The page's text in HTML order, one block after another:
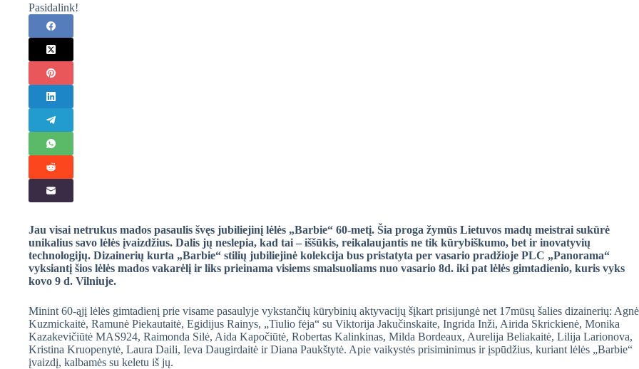
Pasidalink!
Jau visai netrukus mados pasaulis švęs jubiliejinį lėlės „Barbie“ 60-metį. Šia proga žymūs Lietuvos madų meistrai sukūrė
unikalius savo lėlės įvaizdžius. Dalis jų neslepia, kad tai – iššūkis, reikalaujantis ne tik kūrybiškumo, bet ir inovatyvių
technologijų. Dizainerių kurta „Barbie“ stilių jubiliejinė kolekcija bus pristatyta per vasario pradžioje PLC „Panorama“
vyksiantį šios lėlės mados vakarėlį ir liks prieinama visiems smalsuoliams nuo vasario 8d. iki pat lėlės gimtadienio, kuris vyks
kovo 9 d. Vilniuje.
Minint 60-ąjį lėlės gimtadienį prie visame pasaulyje vykstančių kūrybinių aktyvacijų šįkart prisijungė net 17mūsų šalies dizainerių: Agnė
Kuzmickaitė, Ramunė Piekautaitė, Egidijus Rainys, „Tiulio fėja“ su Viktorija Jakučinskaite, Ingrida Inži, Airida Skrickienė, Monika
Kazakevičiūtė MAS924, Raimonda Silė, Aida Kapočiūtė, Robertas Kalinkinas, Milda Bordeaux, Aurelija Beliakaitė, Lilija Larionova,
Kristina Kruopenytė, Laura Daili, Ieva Daugirdaitė ir Diana Paukštytė. Apie vaikystės prisiminimus ir įspūdžius, kuriant lėlės „Barbie“
įvaizdį, kalbamės su keletu iš jų.